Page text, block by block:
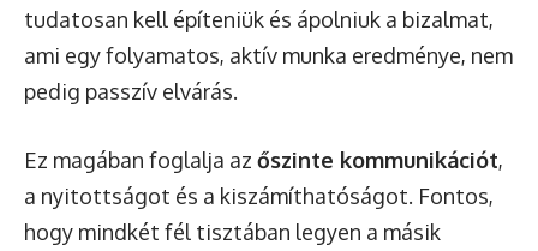
tudatosan kell építeniük és ápolniuk a bizalmat,
ami egy folyamatos, aktív munka eredménye, nem
pedig passzív elvárás.
Ez magában foglalja az őszinte kommunikációt,
a nyitottságot és a kiszámíthatóságot. Fontos,
hogy mindkét fél tisztában legyen a másik